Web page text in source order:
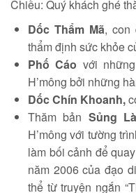
Chiều: Quý khách ghé
Dốc Thẩm Mã, con
thẩm định sức khỏe
Phố Cáo với
H’mông bởi những
Dốc Chín Khoanh,
Thăm bản Sủng Là
H’mông với tường
làm bối cảnh để
năm 2006 của đạo
thể từ truyện ngắn